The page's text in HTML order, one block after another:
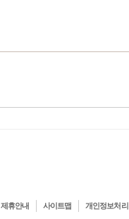
제휴안내 사이트맵 개인정보처